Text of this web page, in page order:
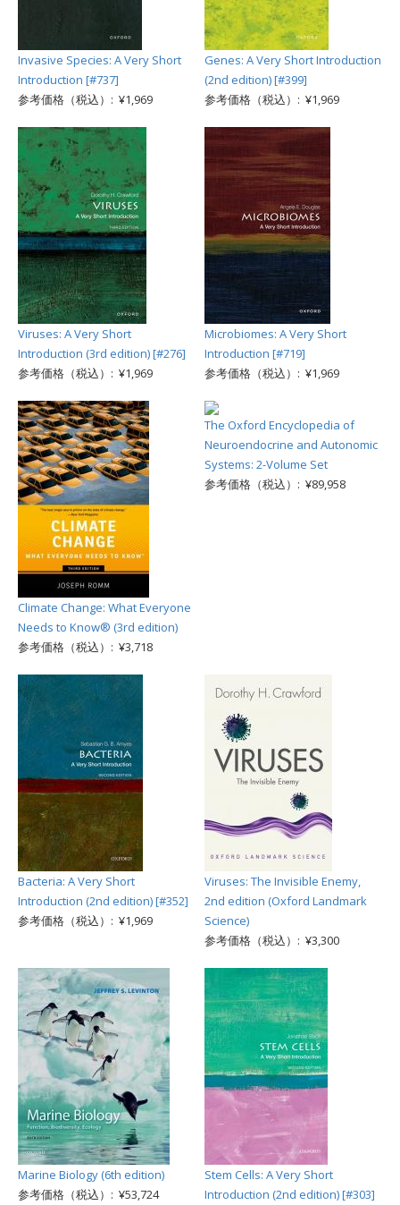
Invasive Species: A Very Short
Introduction [#737]
参考価格（税込）: ¥1,969
Genes: A Very Short Introduction
(2nd edition) [#399]
参考価格（税込）: ¥1,969
Viruses: A Very Short
Introduction (3rd edition) [#276]
参考価格（税込）: ¥1,969
Microbiomes: A Very Short
Introduction [#719]
参考価格（税込）: ¥1,969
Climate Change: What Everyone
Needs to Know® (3rd edition)
参考価格（税込）: ¥3,718
The Oxford Encyclopedia of
Neuroendocrine and Autonomic
Systems: 2-Volume Set
参考価格（税込）: ¥89,958
Bacteria: A Very Short
Introduction (2nd edition) [#352]
参考価格（税込）: ¥1,969
Viruses: The Invisible Enemy,
2nd edition (Oxford Landmark
Science)
参考価格（税込）: ¥3,300
Marine Biology (6th edition)
参考価格（税込）: ¥53,724
Stem Cells: A Very Short
Introduction (2nd edition) [#303]